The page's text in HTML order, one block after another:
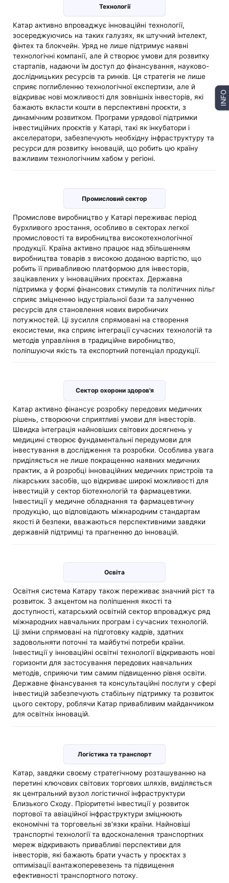
Технології
Катар активно впроваджує інноваційні технології,
зосереджуючись на таких галузях, як штучний інтелект,
фінтех та блокчейн. Уряд не лише підтримує наявні
технологічні компанії, але й створює умови для розвитку
стартапів, надаючи їм доступ до фінансування, науково-
дослідницьких ресурсів та ринків. Ця стратегія не лише
сприяє поглибленню технологічної експертизи, але й
відкриває нові можливості для зовнішніх інвесторів, які
бажають вкласти кошти в перспективні проєкти, з
динамічним розвитком. Програми урядової підтримки
інвестиційних проєктів у Катарі, такі як інкубатори і
акселератори, забезпечують необхідну інфраструктуру та
ресурси для розвитку інновацій, що робить цю країну
важливим технологічним хабом у регіоні.
Промисловий сектор
Промислове виробництво у Катарі переживає період
бурхливого зростання, особливо в секторах легкої
промисловості та виробництва високотехнологічної
продукції. Країна активно працює над збільшенням
виробництва товарів з високою доданою вартістю, що
робить її привабливою платформою для інвесторів,
зацікавлених у інноваційних проєктах. Державна
підтримка у формі фінансових стимулів та політичних пільг
сприяє зміцненню індустріальної бази та залученню
ресурсів для становлення нових виробничих
потужностей. Ці зусилля спрямовані на створення
екосистеми, яка сприяє інтеграції сучасних технологій та
методів управління в традиційне виробництво,
поліпшуючи якість та експортний потенціал продукції.
Сектор охорони здоров'я
Катар активно фінансує розробку передових медичних
рішень, створюючи сприятливі умови для інвесторів.
Швидка інтеграція найновіших світових досягнень у
медицині створює фундаментальні передумови для
інвестування в дослідження та розробки. Особлива увага
приділяється не лише покращенню наявних медичних
практик, а й розробці інноваційних медичних пристроїв та
лікарських засобів, що відкриває широкі можливості для
інвестицій у сектор біотехнологій та фармацевтики.
Інвестиції у медичне обладнання та фармацевтичну
продукцію, що відповідають міжнародним стандартам
якості й безпеки, вважаються перспективними завдяки
державній підтримці та прагненню до інновацій.
Освіта
Освітня система Катару також переживає значний ріст та
розвиток. З акцентом на поліпшення якості та
доступності, катарський освітній сектор впроваджує ряд
міжнародних навчальних програм і сучасних технологій.
Ці зміни спрямовані на підготовку кадрів, здатних
задовольняти поточні та майбутні потреби країни.
Інвестиції у інноваційні освітні технології відкривають нові
горизонти для застосування передових навчальних
методів, сприяючи тим самим підвищенню рівня освіти.
Державне фінансування та консультаційні послуги у сфері
інвестицій забезпечують стабільну підтримку та розвиток
цього сектору, роблячи Катар привабливим майданчиком
для освітніх інновацій.
Логістика та транспорт
Катар, завдяки своєму стратегічному розташуванню на
перетині ключових світових торгових шляхів, виділяється
як центральний вузол логістичної інфраструктури
Близького Сходу. Пріоритетні інвестиції у розвиток
портової та авіаційної інфраструктури зміцнюють
економічні та торговельні зв'язки країни. Найновіші
транспортні технології та вдосконалення транспортних
мереж відкривають привабливі перспективи для
інвесторів, які бажають брати участь у проєктах з
оптимізації вантажоперевезень та підвищення
ефективності транспортного потоку.
INFO